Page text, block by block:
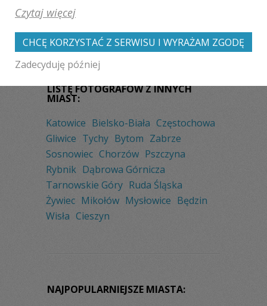
LISTĘ FOTOGRAFÓW Z INNYCH
MIAST:
Katowice Bielsko-Biała Częstochowa
Gliwice Tychy Bytom Zabrze
Sosnowiec Chorzów Pszczyna
Rybnik Dąbrowa Górnicza
Tarnowskie Góry Ruda Śląska
Żywiec Mikołów Mysłowice Będzin
Wisła Cieszyn
NAJPOPULARNIEJSZE MIASTA:
Czytaj więcej
CHCĘ KORZYSTAĆ Z SERWISU I WYRAŻAM ZGODĘ
Zadecyduję później